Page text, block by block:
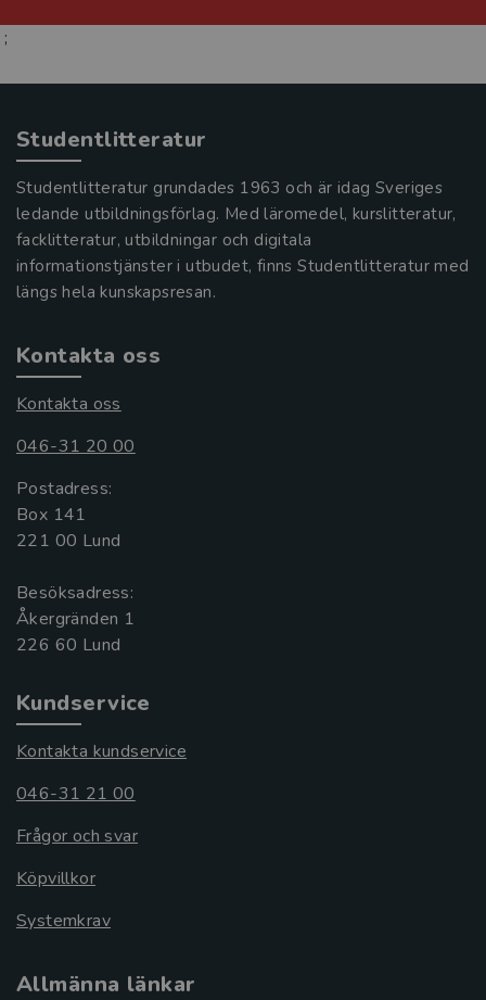
;
Studentlitteratur
Studentlitteratur grundades 1963 och är idag Sveriges
ledande utbildningsförlag. Med läromedel, kurslitteratur,
facklitteratur, utbildningar och digitala
informationstjänster i utbudet, finns Studentlitteratur med
längs hela kunskapsresan.
Kontakta oss
Kontakta oss
046-31 20 00
Postadress:
Box 141
221 00 Lund
Besöksadress:
Åkergränden 1
Kundservice
Kontakta kundservice
046-31 21 00
Frågor och svar
Köpvillkor
Systemkrav
Allmänna länkar